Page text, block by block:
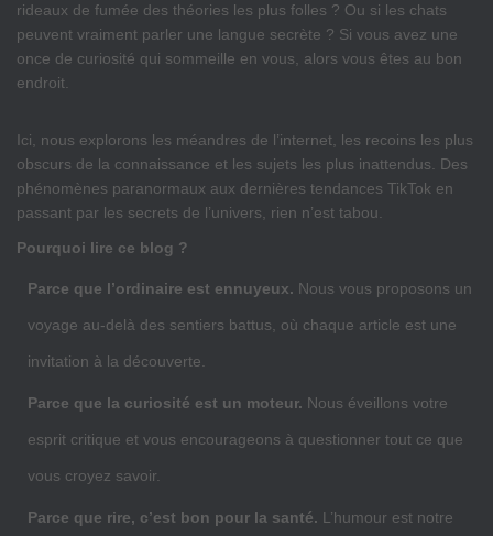
rideaux de fumée des théories les plus folles ? Ou si les chats
peuvent vraiment parler une langue secrète ? Si vous avez une
once de curiosité qui sommeille en vous, alors vous êtes au bon
endroit.
Ici, nous explorons les méandres de l’internet, les recoins les plus
obscurs de la connaissance et les sujets les plus inattendus. Des
phénomènes paranormaux aux dernières tendances TikTok en
passant par les secrets de l’univers, rien n’est tabou.
Pourquoi lire ce blog ?
Parce que l’ordinaire est ennuyeux. Nous vous proposons un
voyage au-delà des sentiers battus, où chaque article est une
invitation à la découverte.
Parce que la curiosité est un moteur. Nous éveillons votre
esprit critique et vous encourageons à questionner tout ce que
vous croyez savoir.
Parce que rire, c’est bon pour la santé. L’humour est notre